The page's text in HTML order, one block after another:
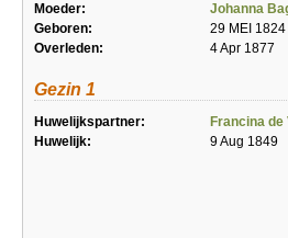
Moeder:
Johanna
Geboren:
29 MEI 1824
Overleden:
4 Apr 1877
Gezin 1
Huwelijkspartner: Francina de
Huwelijk:
9 Aug 1849